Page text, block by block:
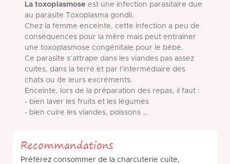
La toxoplasmose est une infection parasitaire due
au parasite Toxoplasma gondii.
Chez la femme enceinte, cette infection a peu de
conséquences pour la mère mais peut entrainer
une toxoplasmose congénitale pour le bébé.
Ce parasite s’attrape dans les viandes pas assez
cuites, dans la terre et par l’intermédiaire des
chats ou de leurs excréments.
Enceinte, lors de la préparation des repas, il faut :
- bien laver les fruits et les légumes
- bien cuire les viandes, poissons …
Recommandations
Préférez consommer de la charcuterie cuite,